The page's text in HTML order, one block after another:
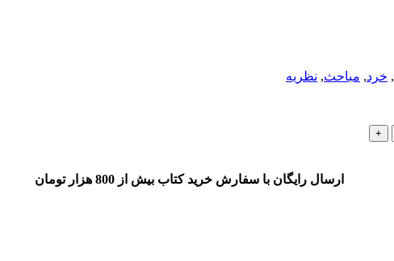
, خرد, مباحث, نظریه
ارسال رایگان با سفارش خرید کتاب بیش از 800 هزار تومان